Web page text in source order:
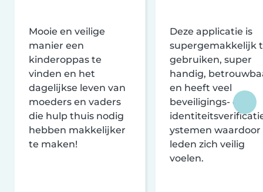
Mooie en veilige
manier een
kinderoppas te
vinden en het
dagelijkse leven van
moeders en vaders
die hulp thuis nodig
hebben makkelijker
te maken!
Deze applicatie is
supergemakkelijk
gebruiken, super
handig,
en heeft veel
beveiligings- en
ystemen waardoor
leden zich veilig
voelen.